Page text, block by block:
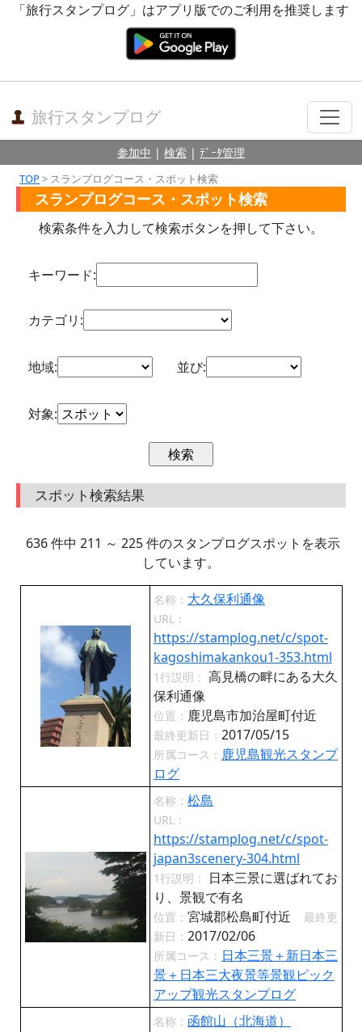
「旅行スタンプログ」はアプリ版でのご利用を推奨します
旅行スタンプログ
参加中 | 検索 | ﾃﾞｰﾀ管理
TOP> スランプログコース・スポット検索
スランプログコース・スポット検索
検索条件を入力して検索ボタンを押して下さい。
キーワード:
カテゴリ:
地域: 並び:
対象:
スポット検索結果
636 件中 211 ～ 225 件のスタンプログスポットを表示
しています。
名称： 大久保利通像
URL：
https://stamplog.net/c/spot-
kagoshimakankou1-353.html
1行説明： 高見橋の畔にある大久
保利通像
位置： 鹿児島市加治屋町付近
最終更新日： 2017/05/15
所属コース： 鹿児島観光スタンプ
ログ
名称： 松島
URL：
https://stamplog.net/c/spot-
japan3scenery-304.html
1行説明：
日本三景に選ばれてお
り、景観で有名
位置： 宮城郡松島町付近
最終更
新日： 2017/02/06
所属コース： 日本三景＋新日本三
景＋日本三大夜景等景観ピック
アップ観光スタンプログ
名称： 函館山（北海道）